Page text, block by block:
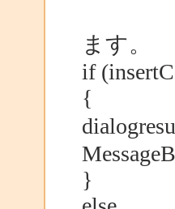
//
ます。
if
{
}